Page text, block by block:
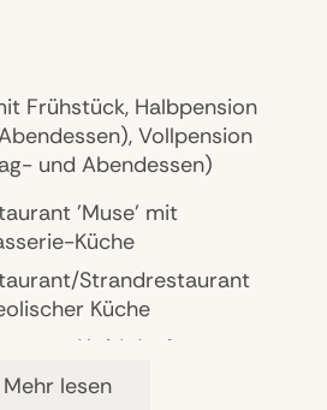
Pool
Parkplätze und Valet
Frühstück, Halbpension
Vollpension
und Abendessen)
'Muse' mit
Küche
Strandrestaurant
Küche
'Azido' mit
Mehr lesen